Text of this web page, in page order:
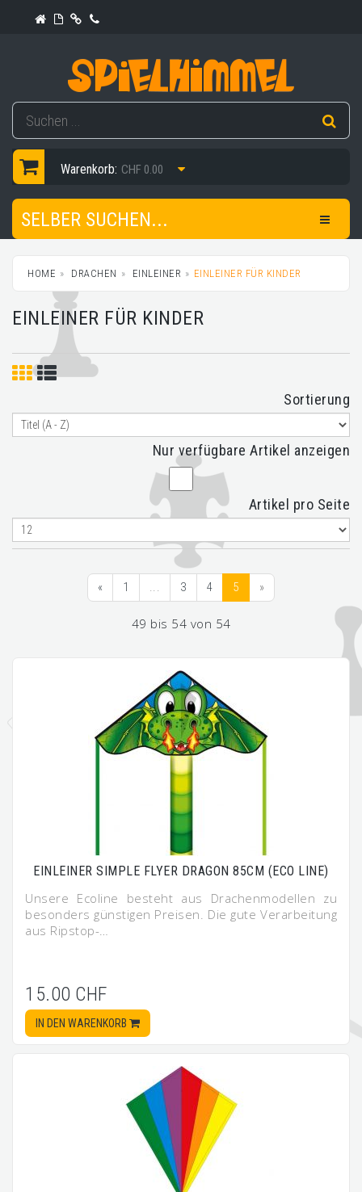
Warenkorb: CHF 0.00
SELBER SUCHEN...
HOME DRACHEN EINLEINER EINLEINER FÜR KINDER
EINLEINER FÜR KINDER
Sortierung
Nur verfügbare Artikel anzeigen
Artikel pro Seite
« 1 ... 3 4 5 »
49 bis 54 von 54
EINLEINER SIMPLE FLYER DRAGON 85CM (ECO LINE)
Unsere Ecoline besteht aus Drachenmodellen zu
besonders günstigen Preisen. Die gute Verarbeitung
aus Ripstop-…
15.00 CHF
IN DEN WARENKORB